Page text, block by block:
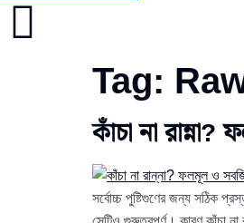
Tag:
কাঁচা না
সর্বোচ্চ পুষ্টিগুণের জন্য সঠিক